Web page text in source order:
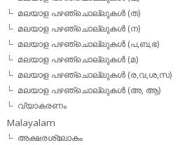
മലയാള പഴഞ്ചൊല്ലുകള്‍ (ത)
മലയാള പഴഞ്ചൊല്ലുകള്‍ (ന)
മലയാള പഴഞ്ചൊല്ലുകള്‍ (പ,ബ,ഭ)
മലയാള പഴഞ്ചൊല്ലുകള്‍ (മ)
മലയാള പഴഞ്ചൊല്ലുകള്‍ (ര,വ,ശ,സ)
മലയാള പഴഞ്ചൊല്ലുകൾ (അ, ആ)
വ്യാകരണം
Malayalam
അക്ഷരശ്ലോകം